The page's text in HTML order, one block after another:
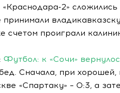
«Краснодара-2»
счетом проиграли
Футбол: к «Сочи»
Сначала, при
«Спартаку» – 0:3, а